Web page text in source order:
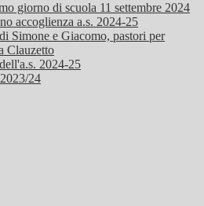
giorno di scuola 11 settembre 2024
accoglienza a.s. 2024-25
Simone e Giacomo, pastori per
Clauzetto
2024-25
24